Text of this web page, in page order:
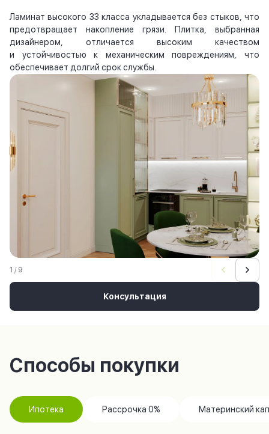
Ламинат высокого 33 класса укладывается без стыков, что
предотвращает накопление грязи. Плитка, выбранная
дизайнером, отличается высоким качеством
и устойчивостью к механическим повреждениям, что
обеспечивает долгий срок службы.
Консультация
1 / 9
Способы покупки
Ипотека Рассрочка 0% Материнский